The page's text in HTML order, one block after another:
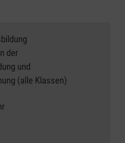
der
und
(alle Klassen)